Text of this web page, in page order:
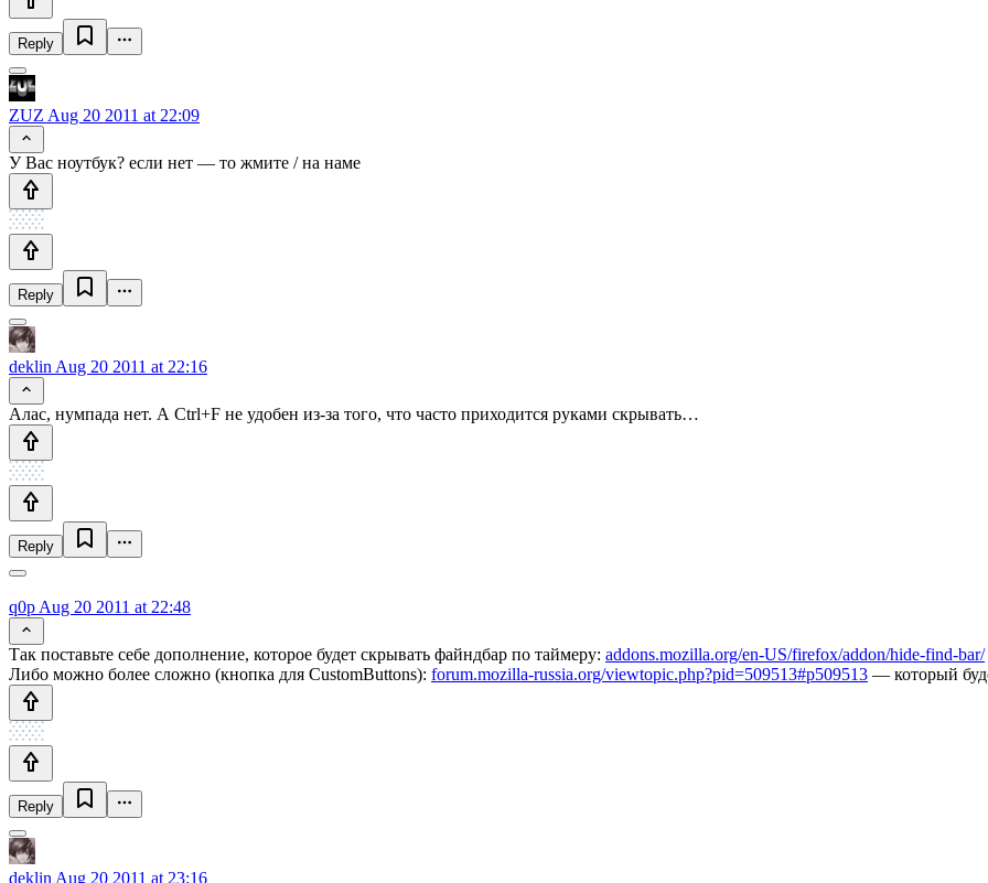
Reply
ZUZ Aug 20 2011 at 22:09
У Вас ноутбук? если нет — то жмите / на наме
Reply
deklin Aug 20 2011 at 22:16
Алас, нумпада нет. А Ctrl+F не удобен из-за того, что часто приходится руками скрывать…
Reply
q0p Aug 20 2011 at 22:48
Так поставьте себе дополнение, которое будет скрывать файндбар по таймеру: addons.mozilla.org/en-US/firefox/addon/hide-find-bar/
Либо можно более сложно (кнопка для CustomButtons): forum.mozilla-russia.org/viewtopic.php?pid=509513#p509513 — который
Reply
deklin Aug 20 2011 at 23:16